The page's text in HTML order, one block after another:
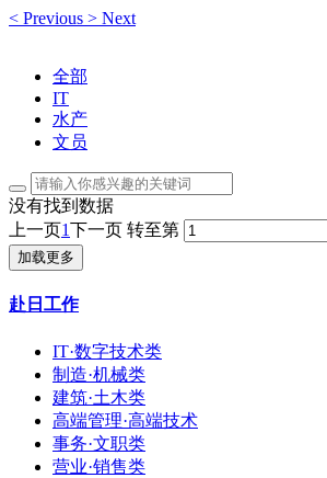
< Previous > Next
全部
IT
水产
文员
没有找到数据
上一页1下一页 转至第
加载更多
赴日工作
IT·数字技术类
制造·机械类
建筑·土木类
高端管理·高端技术
事务·文职类
营业·销售类